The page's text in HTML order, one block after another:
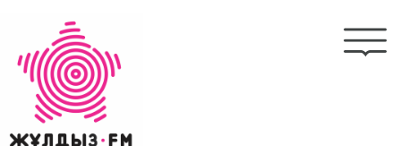
основному
содержанию